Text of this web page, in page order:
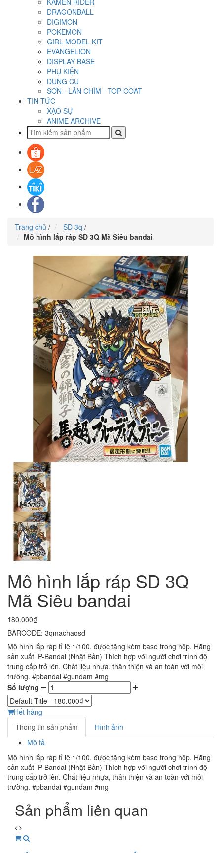
KAMEN RIDER
DRAGONBALL
DIGIMON
POKEMON
GIRL MODEL KIT
EVANGELION
DISPLAY BASE
PHỤ KIỆN
DỤNG CỤ
SƠN - LẰN CHÌM - TOP COAT
TIN TỨC
XẠO SỰ
ANIME ARCHIVE
Trang chủ / SD 3q /
Mô hình lắp ráp SD 3Q Mã Siêu bandai
Mô hình lắp ráp SD 3Q
Mã Siêu bandai
180.000₫
BARCODE: 3qmachaosd
Mô hình lắp ráp tỉ lệ 1/100, được tặng kèm base trong hộp. Hãng
sản xuất :P-Bandai (Nhật Bản) Thích hợp với người chơi trình độ
trung cấp trở lên. Chất liệu nhựa, thân thiện và an toàn với môi
trường. #pbandai #gundam #mg
Số lượng
Hết hàng
Thông tin sản phẩm
Hình ảnh
Mô tả
Mô hình lắp ráp tỉ lệ 1/100, được tặng kèm base trong hộp. Hãng
sản xuất :P-Bandai (Nhật Bản) Thích hợp với người chơi trình độ
trung cấp trở lên. Chất liệu nhựa, thân thiện và an toàn với môi
trường. #pbandai #gundam #mg
Sản phẩm liên quan